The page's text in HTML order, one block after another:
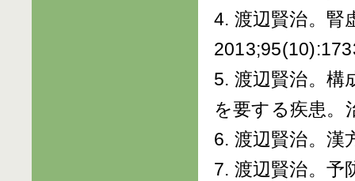
4. 渡辺賢治。
5. 渡辺賢治。
を要する疾患
6. 渡辺賢治。
7. 渡辺賢治。